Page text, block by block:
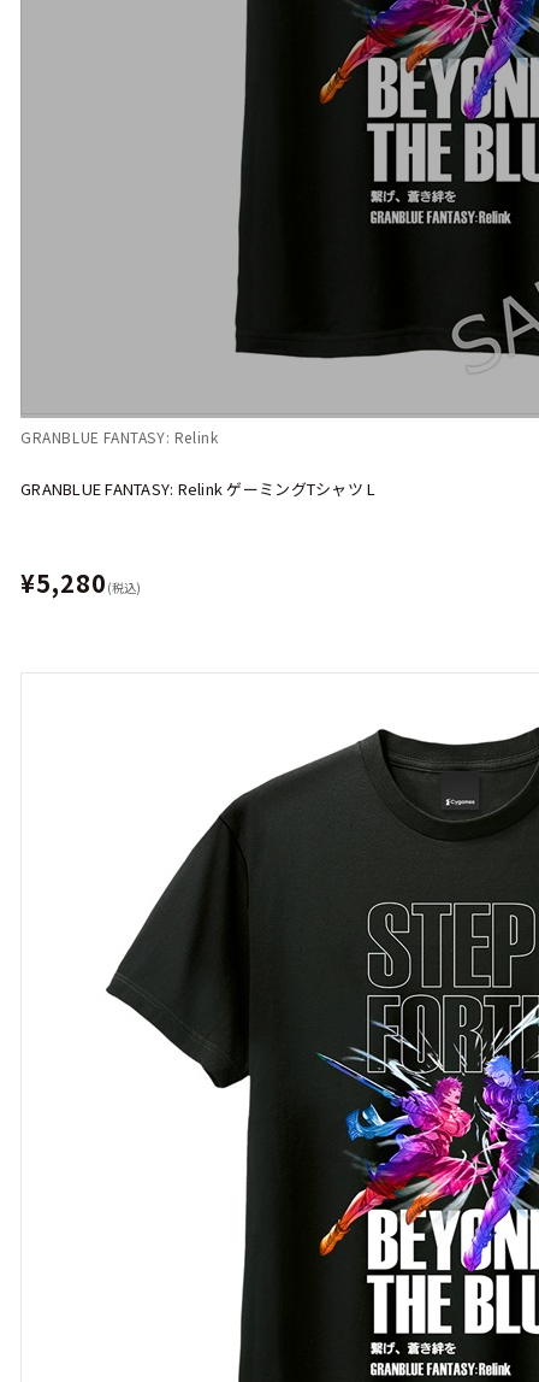
GRANBLUE FANTASY: Relink
GRANBLUE FANTASY: Relink ゲーミングTシャツ L
¥5,280 (税込)